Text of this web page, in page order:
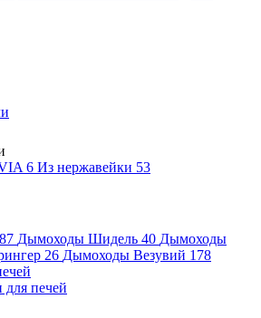
6 Из нержавейки 53
Дымоходы Шидель 40 Дымоходы
26 Дымоходы Везувий 178
для печей